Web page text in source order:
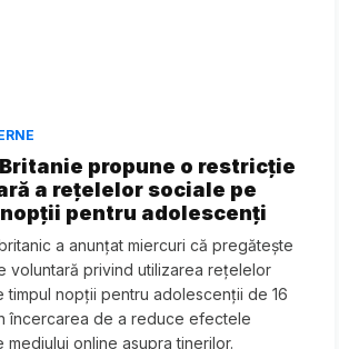
propune o restricție
a rețelelor sociale pe
pentru adolescenți
a anunțat miercuri că pregătește
voluntară privind utilizarea rețelelor
timpul nopții pentru adolescenții de 16
încercarea de a reduce efectele
mediului online asupra tinerilor.